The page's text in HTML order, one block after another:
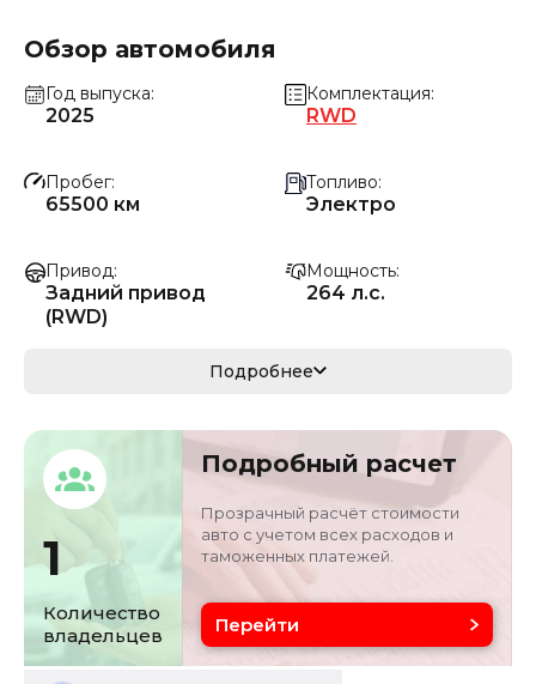
Обзор автомобиля
Год выпуска
2025
Комплектация
RWD
Пробег
65500 км
Топливо
Электро
Привод
Задний привод
(RWD)
Мощность
264 л.с.
194 кВ
Кузов
седан
LRW3E7FS6SC5054
Объём двигателя
0 л
Цвет
Состояние
б/у
Подробнее
1
Количество
владельцев
Подробный расчет
Прозрачный расчёт стоимости
авто с учетом всех расходов и
таможенных платежей.
Перейти